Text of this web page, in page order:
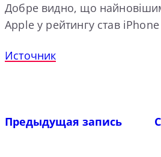
Добре видно, що
Apple у рейтингу став
Источник
Предыдущая запись